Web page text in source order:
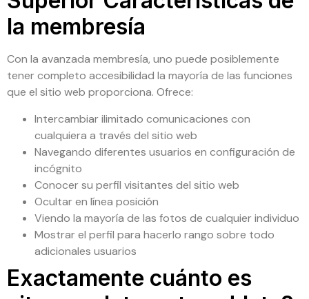
la membresía
Con la avanzada membresía, uno puede posiblemente
tener completo accesibilidad la mayoría de las funciones
que el sitio web proporciona. Ofrece:
Intercambiar ilimitado comunicaciones con
cualquiera a través del sitio web
Navegando diferentes usuarios en configuración de
incógnito
Conocer su perfil visitantes del sitio web
Ocultar en línea posición
Viendo la mayoría de las fotos de cualquier individuo
Mostrar el perfil para hacerlo rango sobre todo
adicionales usuarios
Exactamente cuánto es